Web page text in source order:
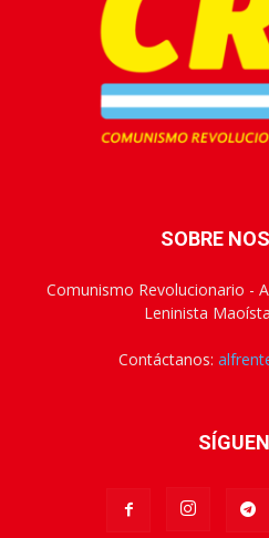
SOBRE
Comunismo Revolucionario -
Leninista
Contáctanos: